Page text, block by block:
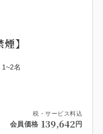
税・サービス料込
会員価格 139,642 円
】
1~2名